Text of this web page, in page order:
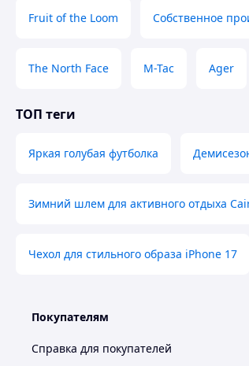
долго носится ✔
🌈
ПАЛИТРА
Fruit of the Loom Собственное
The North Face M-Tac Ager
ТОП теги
Яркая голубая футболка
Зимний шлем для активного отдыха
Чехол для стильного образа iPhone 17
Покупателям
Справка для покупателей